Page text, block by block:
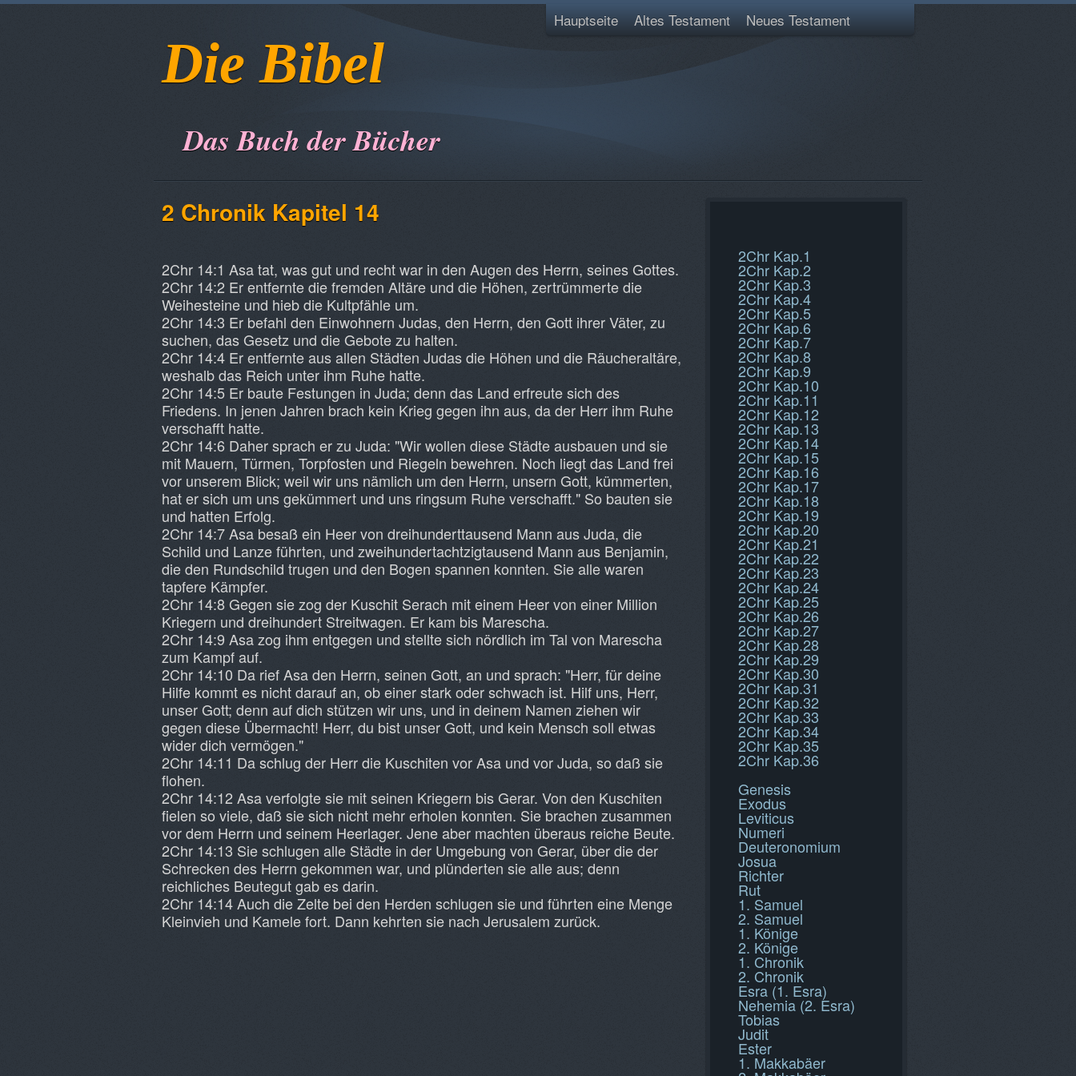
Die Bibel
Das Buch der Bücher
Hauptseite Altes Testament Neues Testament
2 Chronik Kapitel 14
2Chr 14:1 Asa tat, was gut und recht war in den Augen des Herrn, seines Gottes.
2Chr 14:2 Er entfernte die fremden Altäre und die Höhen, zertrümmerte die
Weihesteine und hieb die Kultpfähle um.
2Chr 14:3 Er befahl den Einwohnern Judas, den Herrn, den Gott ihrer Väter, zu
suchen, das Gesetz und die Gebote zu halten.
2Chr 14:4 Er entfernte aus allen Städten Judas die Höhen und die Räucheraltäre,
weshalb das Reich unter ihm Ruhe hatte.
2Chr 14:5 Er baute Festungen in Juda; denn das Land erfreute sich des
Friedens. In jenen Jahren brach kein Krieg gegen ihn aus, da der Herr ihm Ruhe
verschafft hatte.
2Chr 14:6 Daher sprach er zu Juda: "Wir wollen diese Städte ausbauen und sie
mit Mauern, Türmen, Torpfosten und Riegeln bewehren. Noch liegt das Land frei
vor unserem Blick; weil wir uns nämlich um den Herrn, unsern Gott, kümmerten,
hat er sich um uns gekümmert und uns ringsum Ruhe verschafft." So bauten sie
und hatten Erfolg.
2Chr 14:7 Asa besaß ein Heer von dreihunderttausend Mann aus Juda, die
Schild und Lanze führten, und zweihundertachtzigtausend Mann aus Benjamin,
die den Rundschild trugen und den Bogen spannen konnten. Sie alle waren
tapfere Kämpfer.
2Chr 14:8 Gegen sie zog der Kuschit Serach mit einem Heer von einer Million
Kriegern und dreihundert Streitwagen. Er kam bis Marescha.
2Chr 14:9 Asa zog ihm entgegen und stellte sich nördlich im Tal von Marescha
zum Kampf auf.
2Chr 14:10 Da rief Asa den Herrn, seinen Gott, an und sprach: "Herr, für deine
Hilfe kommt es nicht darauf an, ob einer stark oder schwach ist. Hilf uns, Herr,
unser Gott; denn auf dich stützen wir uns, und in deinem Namen ziehen wir
gegen diese Übermacht! Herr, du bist unser Gott, und kein Mensch soll etwas
wider dich vermögen."
2Chr 14:11 Da schlug der Herr die Kuschiten vor Asa und vor Juda, so daß sie
flohen.
2Chr 14:12 Asa verfolgte sie mit seinen Kriegern bis Gerar. Von den Kuschiten
fielen so viele, daß sie sich nicht mehr erholen konnten. Sie brachen zusammen
vor dem Herrn und seinem Heerlager. Jene aber machten überaus reiche Beute.
2Chr 14:13 Sie schlugen alle Städte in der Umgebung von Gerar, über die der
Schrecken des Herrn gekommen war, und plünderten sie alle aus; denn
reichliches Beutegut gab es darin.
2Chr 14:14 Auch die Zelte bei den Herden schlugen sie und führten eine Menge
Kleinvieh und Kamele fort. Dann kehrten sie nach Jerusalem zurück.
2Chr Kap.1
2Chr Kap.2
2Chr Kap.3
2Chr Kap.4
2Chr Kap.5
2Chr Kap.6
2Chr Kap.7
2Chr Kap.8
2Chr Kap.9
2Chr Kap.10
2Chr Kap.11
2Chr Kap.12
2Chr Kap.13
2Chr Kap.14
2Chr Kap.15
2Chr Kap.16
2Chr Kap.17
2Chr Kap.18
2Chr Kap.19
2Chr Kap.20
2Chr Kap.21
2Chr Kap.22
2Chr Kap.23
2Chr Kap.24
2Chr Kap.25
2Chr Kap.26
2Chr Kap.27
2Chr Kap.28
2Chr Kap.29
2Chr Kap.30
2Chr Kap.31
2Chr Kap.32
2Chr Kap.33
2Chr Kap.34
2Chr Kap.35
2Chr Kap.36
Genesis
Exodus
Leviticus
Numeri
Deuteronomium
Josua
Richter
Rut
1. Samuel
2. Samuel
1. Könige
2. Könige
1. Chronik
2. Chronik
Esra (1. Esra)
Nehemia (2. Esra)
Tobias
Judit
Ester
1. Makkabäer